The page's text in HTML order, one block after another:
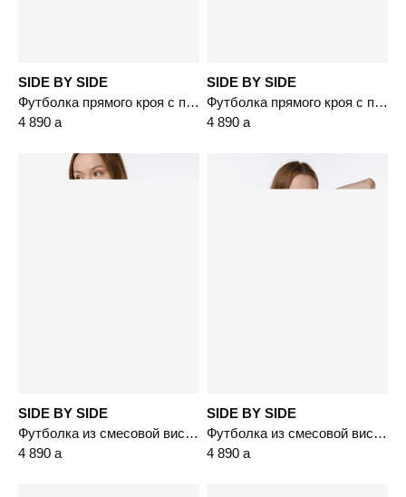
SIDE BY SIDE
Футболка прямого кроя с принтом
4 890 a
SIDE BY SIDE
Футболка прямого кроя с принтом
4 890 a
SIDE BY SIDE
Футболка из смесовой вискозы с декором глиттером
4 890 a
SIDE BY SIDE
Футболка из смесовой вискозы с декором глиттером
4 890 a